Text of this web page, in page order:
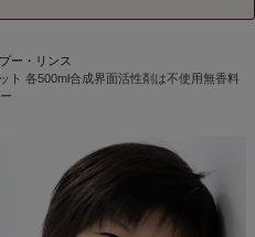
ー・リンス
ト 各500ml合成界面活性剤は不使用無香料